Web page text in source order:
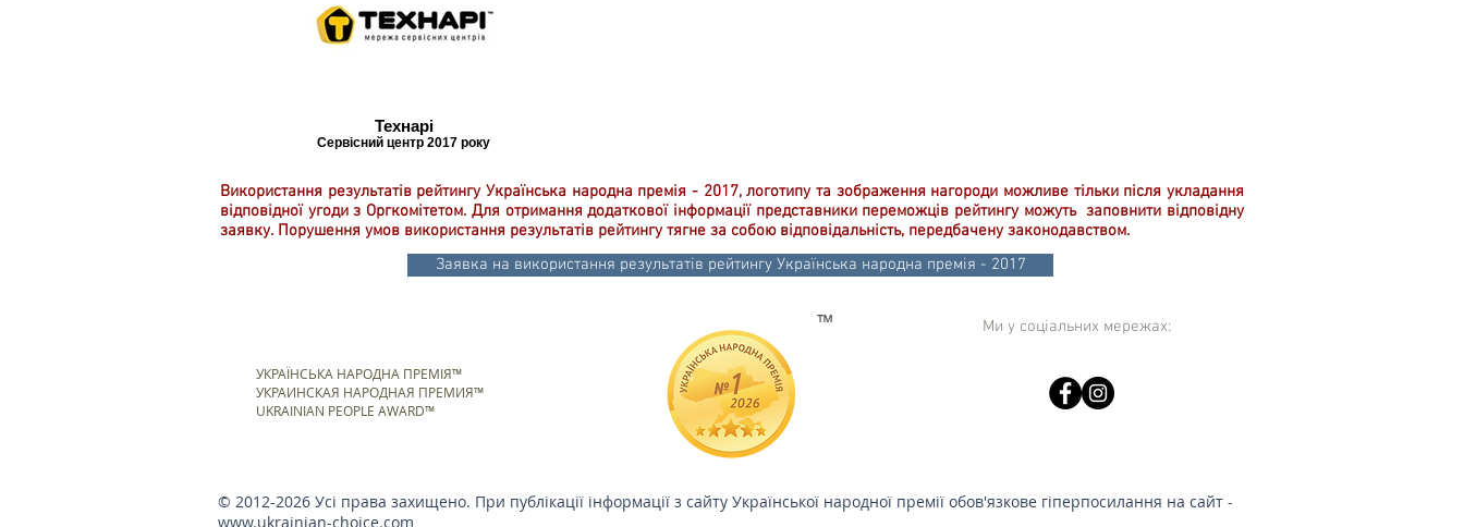
Технарі
Сервісний центр 2017 року
Використання результатів рейтингу Українська народна премія - 2017, логотипу та зображення нагороди можливе тільки після укладання
відповідної угоди з Оргкомітетом. Для отримання додаткової інформації представники переможців рейтингу можуть заповнити відповідну
заявку. Порушення умов використання результатів рейтингу тягне за собою відповідальність, передбачену законодавством.
Заявка на використання результатів рейтингу Українська народна премія - 2017
УКРАЇНСЬКА НАРОДНА ПРЕМІЯ™
УКРАИНСКАЯ НАРОДНАЯ ПРЕМИЯ™
UKRAINIAN PEOPLE AWARD™
™ Ми у соціальних мережах:
© 2012-2026 Усі права захищено. При публікації інформації з сайту Української народної премії обов'язкове гіперпосилання на сайт -
www.ukrainian-choice.com